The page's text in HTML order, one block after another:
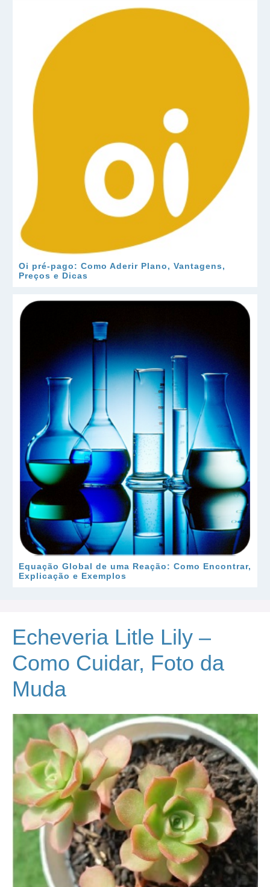
Oi pré-pago: Como Aderir Plano, Vantagens,
Preços e Dicas
Equação Global de uma Reação: Como Encontrar,
Explicação e Exemplos
Echeveria Litle Lily –
Como Cuidar, Foto da
Muda